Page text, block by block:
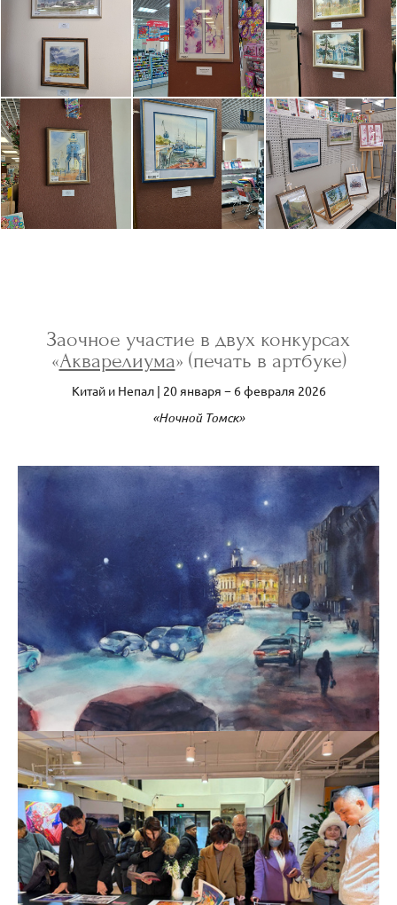
Заочное участие в двух конкурсах
«Акварелиума» (печать в артбуке)
Китай и Непал | 20 января − 6 февраля 2026
«Ночной Томск»